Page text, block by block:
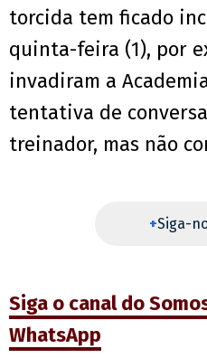
torcida tem ficado
quinta-feira (1), por
invadiram a
tentativa de
treinador, mas não
+Siga-
Siga o canal do
WhatsApp